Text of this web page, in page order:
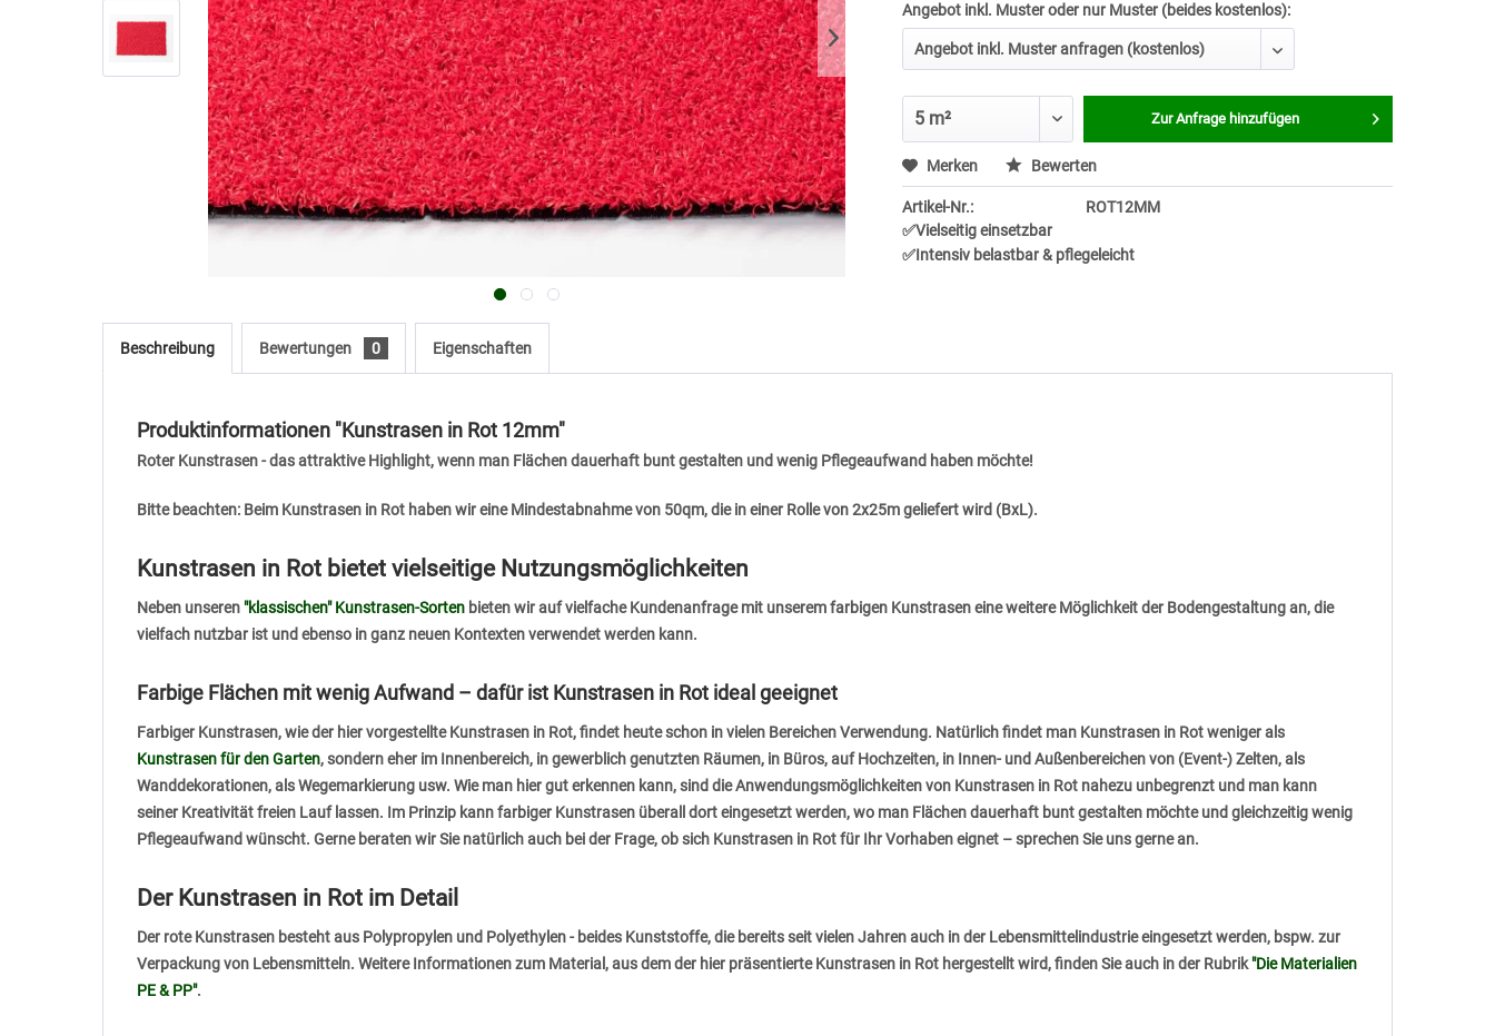
Angebot inkl. Muster oder nur Muster (beides kostenlos):
Zur Anfrage hinzufügen
Merken Bewerten
Artikel-Nr.:
ROT12MM
✅Vielseitig einsetzbar
✅Intensiv belastbar & pflegeleicht
Beschreibung Bewertungen 0 Eigenschaften
Produktinformationen "Kunstrasen in Rot 12mm"
Roter Kunstrasen - das attraktive Highlight, wenn man Flächen dauerhaft bunt gestalten und wenig Pflegeaufwand haben möchte!
Bitte beachten: Beim Kunstrasen in Rot haben wir eine Mindestabnahme von 50qm, die in einer Rolle von 2x25m geliefert wird (BxL).
Kunstrasen in Rot bietet vielseitige Nutzungsmöglichkeiten
Neben unseren "klassischen" Kunstrasen-Sorten bieten wir auf vielfache Kundenanfrage mit unserem farbigen Kunstrasen eine weitere Möglichkeit der Bodengestaltung an, die
vielfach nutzbar ist und ebenso in ganz neuen Kontexten verwendet werden kann.
Farbige Flächen mit wenig Aufwand – dafür ist Kunstrasen in Rot ideal geeignet
Farbiger Kunstrasen, wie der hier vorgestellte Kunstrasen in Rot, findet heute schon in vielen Bereichen Verwendung. Natürlich findet man Kunstrasen in Rot weniger als
Kunstrasen für den Garten, sondern eher im Innenbereich, in gewerblich genutzten Räumen, in Büros, auf Hochzeiten, in Innen- und Außenbereichen von (Event-) Zelten, als
Wanddekorationen, als Wegemarkierung usw. Wie man hier gut erkennen kann, sind die Anwendungsmöglichkeiten von Kunstrasen in Rot nahezu unbegrenzt und man kann
seiner Kreativität freien Lauf lassen. Im Prinzip kann farbiger Kunstrasen überall dort eingesetzt werden, wo man Flächen dauerhaft bunt gestalten möchte und gleichzeitig wenig
Pflegeaufwand wünscht. Gerne beraten wir Sie natürlich auch bei der Frage, ob sich Kunstrasen in Rot für Ihr Vorhaben eignet – sprechen Sie uns gerne an.
Der Kunstrasen in Rot im Detail
Der rote Kunstrasen besteht aus Polypropylen und Polyethylen - beides Kunststoffe, die bereits seit vielen Jahren auch in der Lebensmittelindustrie eingesetzt werden, bspw. zur
Verpackung von Lebensmitteln. Weitere Informationen zum Material, aus dem der hier präsentierte Kunstrasen in Rot hergestellt wird, finden Sie auch in der Rubrik"Die Materialien
PE & PP".